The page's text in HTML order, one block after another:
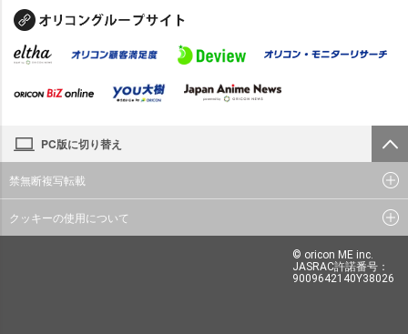
PC版に切り替え
禁無断複写転載
クッキーの使用について
© oricon ME inc.
JASRAC許諾番号：
9009642140Y38026